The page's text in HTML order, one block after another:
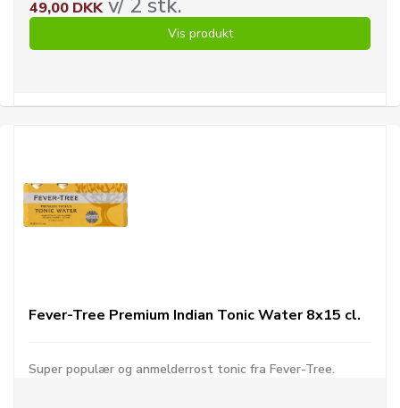
49,00 DKK
Vis produkt
Fever-Tree Premium Indian Tonic Water 8x15 cl.
Super populær og anmelderrost tonic fra Fever-Tree.